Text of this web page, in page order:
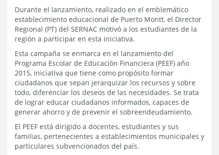
Durante el lanzamiento, realizado en el emblemático
establecimiento educacional de Puerto Montt, el Director
Regional (PT) del SERNAC motivó a los estudiantes de la
región a participar en esta iniciativa.
Esta campaña se enmarca en el lanzamiento del
Programa Escolar de Educación Financiera (PEEF) año
2015, iniciativa que tiene como propósito formar
ciudadanos que sepan jerarquizar los recursos y sobre
todo, diferenciar los deseos de las necesidades. Se trata
de lograr educar ciudadanos informados, capaces de
generar ahorro y de prevenir el sobreendeudamiento.
El PEEF está dirigido a docentes, estudiantes y sus
familias, pertenecientes a establecimientos municipales y
particulares subvencionados del país.